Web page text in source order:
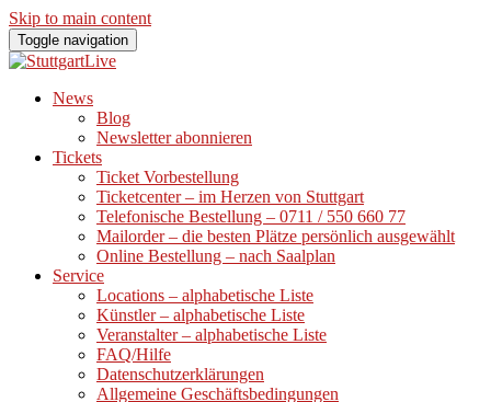
Skip to main content
Toggle navigation
News
Blog
Newsletter abonnieren
Tickets
Ticket Vorbestellung
Ticketcenter – im Herzen von Stuttgart
Telefonische Bestellung – 0711 / 550 660 77
Mailorder – die besten Plätze persönlich ausgewählt
Online Bestellung – nach Saalplan
Service
Locations – alphabetische Liste
Künstler – alphabetische Liste
Veranstalter – alphabetische Liste
FAQ/Hilfe
Datenschutzerklärungen
Allgemeine Geschäftsbedingungen